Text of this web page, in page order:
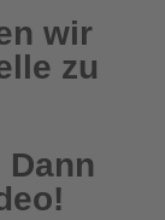
wir
zu
Dann